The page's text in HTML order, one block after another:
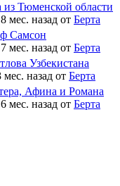
Тюменской области
мес. назад от Берта
Самсон
мес. назад от Берта
Узбекистана
мес. назад от Берта
Афина и Романа
мес. назад от Берта